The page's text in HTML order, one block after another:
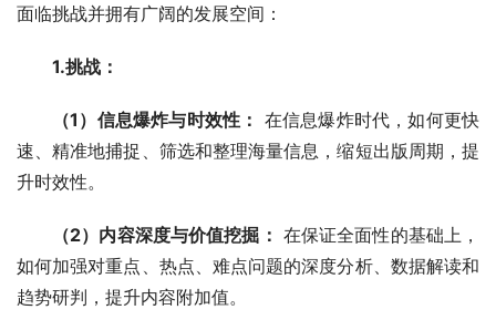
面临挑战并拥有广阔的发展空间：
1.挑战：
（1）信息爆炸与时效性： 在信息爆炸时代，如何更快
速、精准地捕捉、筛选和整理海量信息，缩短出版周期，提
升时效性。
（2）内容深度与价值挖掘： 在保证全面性的基础上，
如何加强对重点、热点、难点问题的深度分析、数据解读和
趋势研判，提升内容附加值。